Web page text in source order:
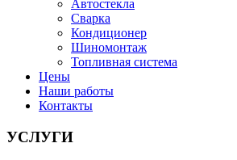
Автостекла
Сварка
Кондиционер
Шиномонтаж
Топливная система
Цены
Наши работы
Контакты
УСЛУГИ